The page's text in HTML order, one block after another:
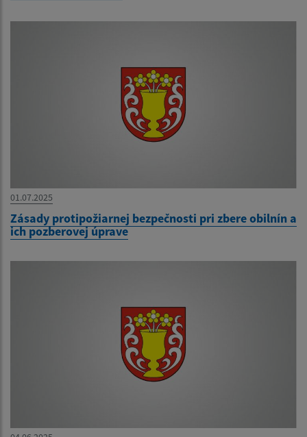
01.07.2025
Zásady protipožiarnej bezpečnosti pri zbere obilnín a
ich pozberovej úprave